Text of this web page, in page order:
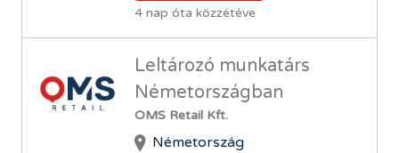
4 nap óta közzétéve
Leltározó munkatárs
Németországban
OMS Retail Kft.
Németország